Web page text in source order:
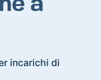
a
incarichi di